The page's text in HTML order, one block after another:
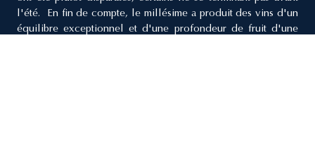
l'été. En fin de compte, le millésime a produit des vins d'un
équilibre exceptionnel et d'une profondeur de fruit d'une